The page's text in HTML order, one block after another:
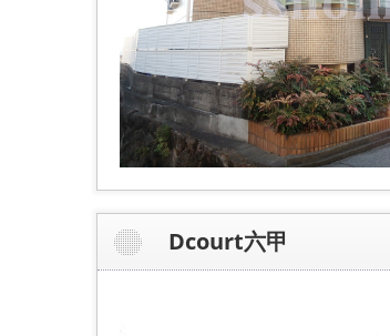
Dcourt六甲